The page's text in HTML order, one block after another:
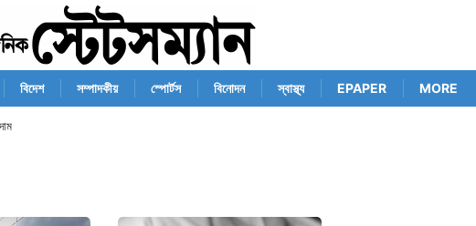
বিদেশ সম্পাদকীয় স্পোর্টস বিনোদন স্বাস্থ্য EPAPER MORE